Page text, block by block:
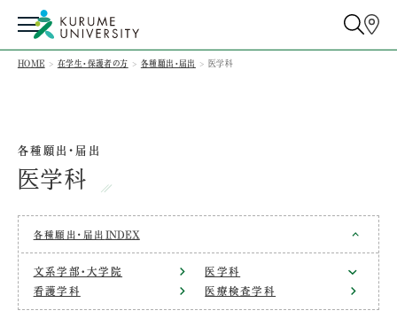
HOME 在学生・保護者の方 各種願出・届出 医学科
各種願出・届出
医学科
各種願出・届出 INDEX
文系学部・大学院
医学科
看護学科
医療検査学科